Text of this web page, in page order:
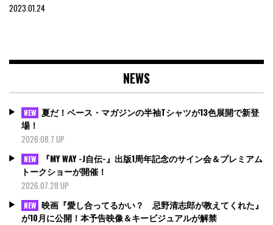
2023.01.24
NEWS
NEW 夏だ！ベース・マガジンの半袖Tシャツが13色展開で新登
場！
2026.08.7 UP
NEW
『MY WAY -J自伝-』出版1周年記念のサイン会＆プレミアム
トークショーが開催！
2026.07.28 UP
NEW 映画『愛し合ってるかい？ 忌野清志郎が教えてくれた』
が10月に公開！本予告映像＆キービジュアルが解禁